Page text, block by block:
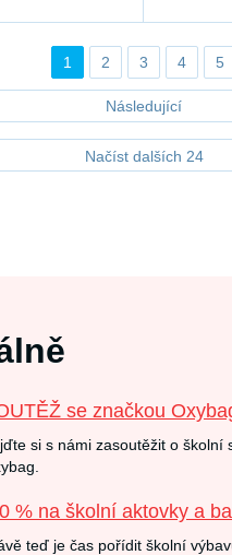
1 2 3 4 5
Následující
Načíst dalších 24
se značkou
si s námi zasoutěžit o školní
% na školní aktovky a
teď je čas pořídit školní